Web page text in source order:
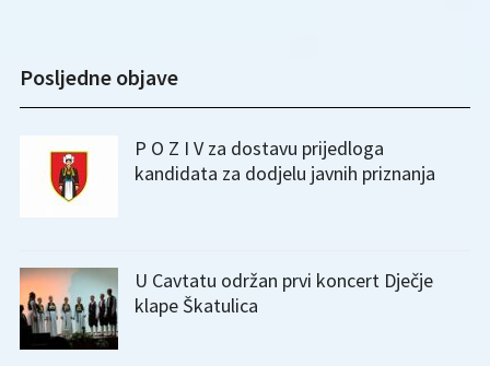
Posljedne objave
P O Z I V za dostavu prijedloga
kandidata za dodjelu javnih priznanja
U Cavtatu održan prvi koncert Dječje
klape Škatulica